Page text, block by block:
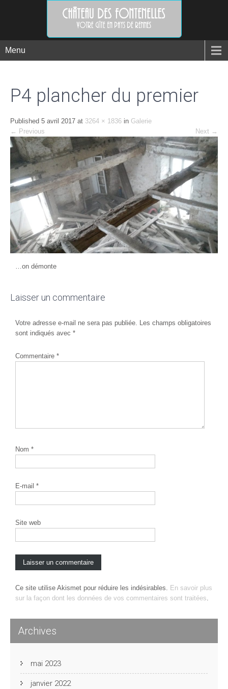
Menu
P4 plancher du premier
Published 5 avril 2017 at 3264 × 1836 in Galerie
← Previous Next →
…on démonte
Laisser un commentaire
Votre adresse e-mail ne sera pas publiée. Les champs obligatoires
sont indiqués avec *
Commentaire *
Nom *
E-mail *
Site web
Ce site utilise Akismet pour réduire les indésirables. En savoir plus
sur la façon dont les données de vos commentaires sont traitées.
Archives
mai 2023
janvier 2022